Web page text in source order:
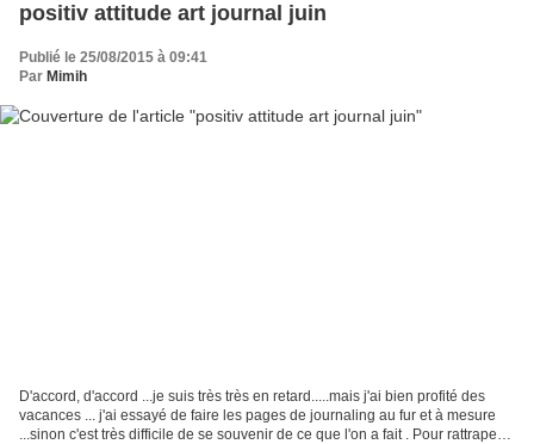
positiv attitude art journal juin
Publié le 25/08/2015 à 09:41
Par Mimih
D'accord, d'accord ...je suis très très en retard.....mais j'ai bien profité des
vacances ... j'ai essayé de faire les pages de journaling au fur et à mesure
...sinon c'est très difficile de se souvenir de ce que l'on a fait . Pour rattraper